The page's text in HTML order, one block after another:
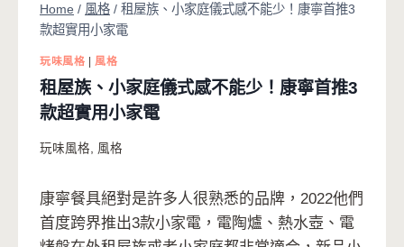
Home / 風格 / 租屋族、小家庭儀式感不能少！康寧首推3
款超實用小家電
玩味風格 |風格
租屋族、小家庭儀式感不能少！康寧首推3
款超實用小家電
玩味風格 風格
康寧餐具絕對是許多人很熟悉的品牌，2022他們
首度跨界推出3款小家電，電陶爐、熱水壺、電